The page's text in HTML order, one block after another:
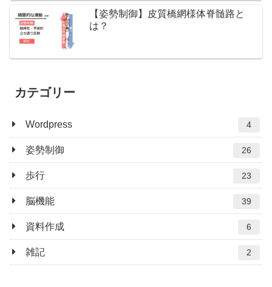
【姿勢制御】皮質橋網様体脊髄路と
は？
カテゴリー
Wordpress 4
姿勢制御 26
歩行 23
脳機能 39
資料作成 6
雑記 2